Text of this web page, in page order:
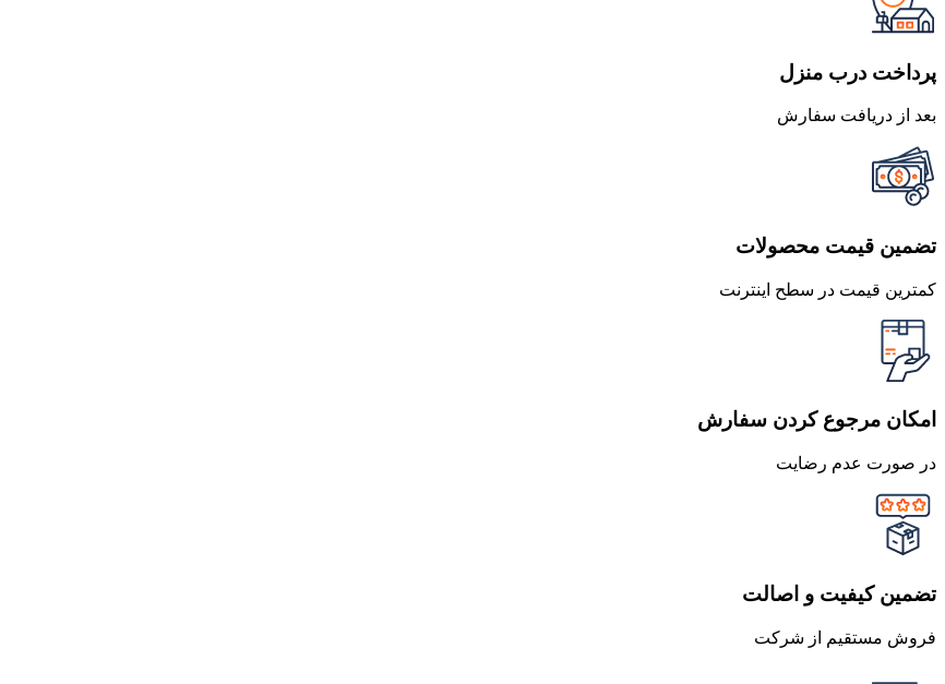
پرداخت درب منزل
بعد از دریافت سفارش
تضمین قیمت محصولات
کمترین قیمت در سطح اینترنت
امکان مرجوع کردن سفارش
در صورت عدم رضایت
تضمین کیفیت و اصالت
فروش مستقیم از شرکت